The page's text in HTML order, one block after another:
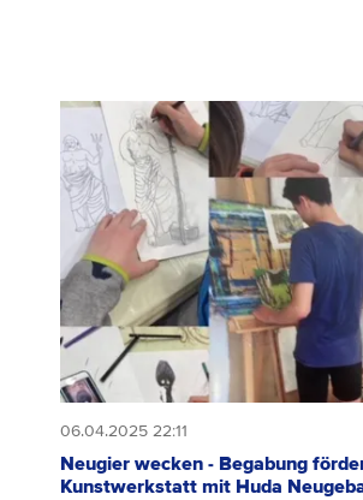
06.04.2025 22:11
Neugier wecken - Begabung
Kunstwerkstatt mit Huda